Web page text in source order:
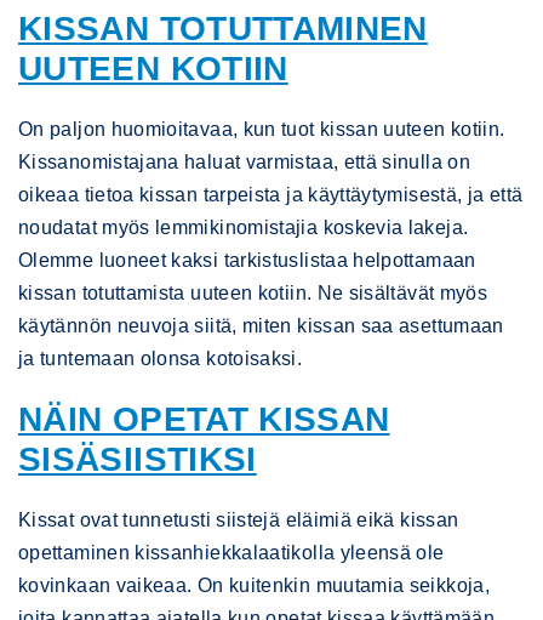
KISSAN TOTUTTAMINEN
UUTEEN KOTIIN
On paljon huomioitavaa, kun tuot kissan uuteen kotiin.
Kissanomistajana haluat varmistaa, että sinulla on
oikeaa tietoa kissan tarpeista ja käyttäytymisestä, ja että
noudatat myös lemmikinomistajia koskevia lakeja.
Olemme luoneet kaksi tarkistuslistaa helpottamaan
kissan totuttamista uuteen kotiin. Ne sisältävät myös
käytännön neuvoja siitä, miten kissan saa asettumaan
ja tuntemaan olonsa kotoisaksi.
NÄIN OPETAT KISSAN
SISÄSIISTIKSI
Kissat ovat tunnetusti siistejä eläimiä eikä kissan
opettaminen kissanhiekkalaatikolla yleensä ole
kovinkaan vaikeaa. On kuitenkin muutamia seikkoja,